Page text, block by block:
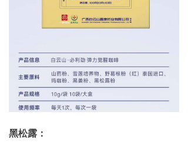
黑松露：